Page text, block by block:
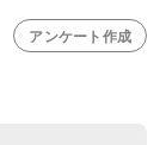
アンケート作成